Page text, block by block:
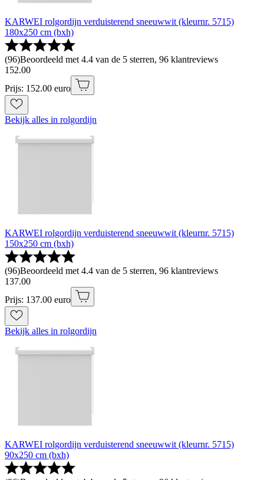
KARWEI rolgordijn verduisterend sneeuwwit (kleurnr. 5715)
180x250 cm (bxh)
(96)Beoordeeld met 4.4 van de 5 sterren, 96 klantreviews
152.00
Prijs: 152.00 euro
Bekijk alles in rolgordijn
KARWEI rolgordijn verduisterend sneeuwwit (kleurnr. 5715)
150x250 cm (bxh)
(96)Beoordeeld met 4.4 van de 5 sterren, 96 klantreviews
137.00
Prijs: 137.00 euro
Bekijk alles in rolgordijn
KARWEI rolgordijn verduisterend sneeuwwit (kleurnr. 5715)
90x250 cm (bxh)